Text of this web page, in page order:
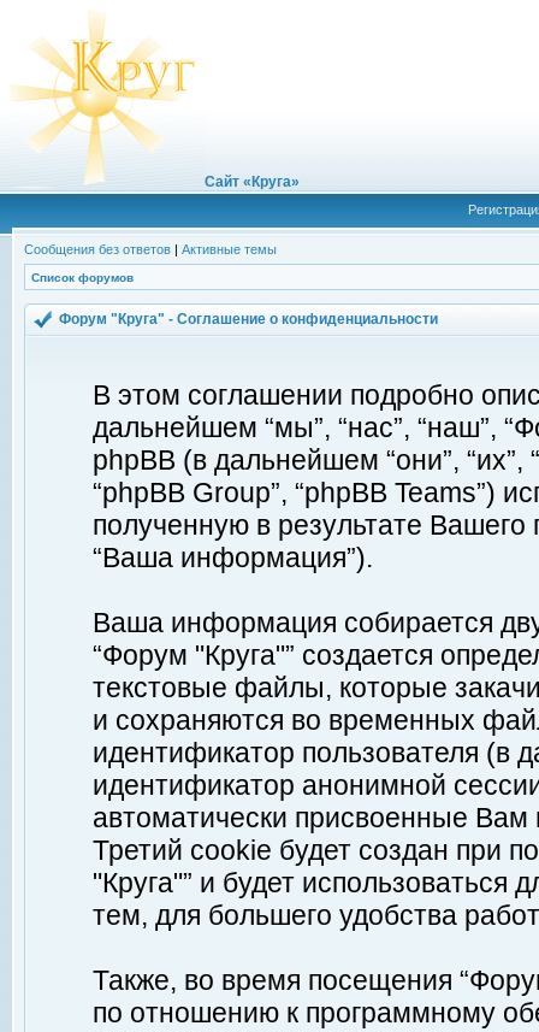
Сайт «Круга»
Сообщения без ответов | Активные темы
Список форумов
Форум "Круга" - Соглашение о конфиденциальности
В этом соглашении подробно
дальнейшем “мы”, “нас”, “наш”,
phpBB (в дальнейшем “они”, “их”,
“phpBB Group”, “phpBB Teams”)
полученную в результате
“Ваша информация”).
Ваша информация собирается
“Форум "Круга"” создается
текстовые файлы, которые
и сохраняются во временных
идентификатор пользователя (в
идентификатор анонимной
автоматически присвоенные
Третий cookie будет создан при
"Круга"” и будет
тем, для большего удобства
Также, во время посещения
по отношению к программному